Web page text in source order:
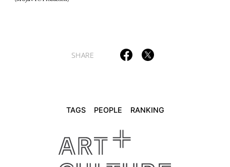
POLITICS REVIEWS ARTICLES
SHARE
TAGS PEOPLE RANKING